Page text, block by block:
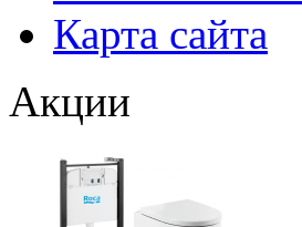
Карта сайта
Акции